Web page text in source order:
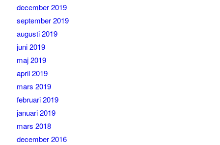
december 2019
september 2019
augusti 2019
juni 2019
maj 2019
april 2019
mars 2019
februari 2019
januari 2019
mars 2018
december 2016